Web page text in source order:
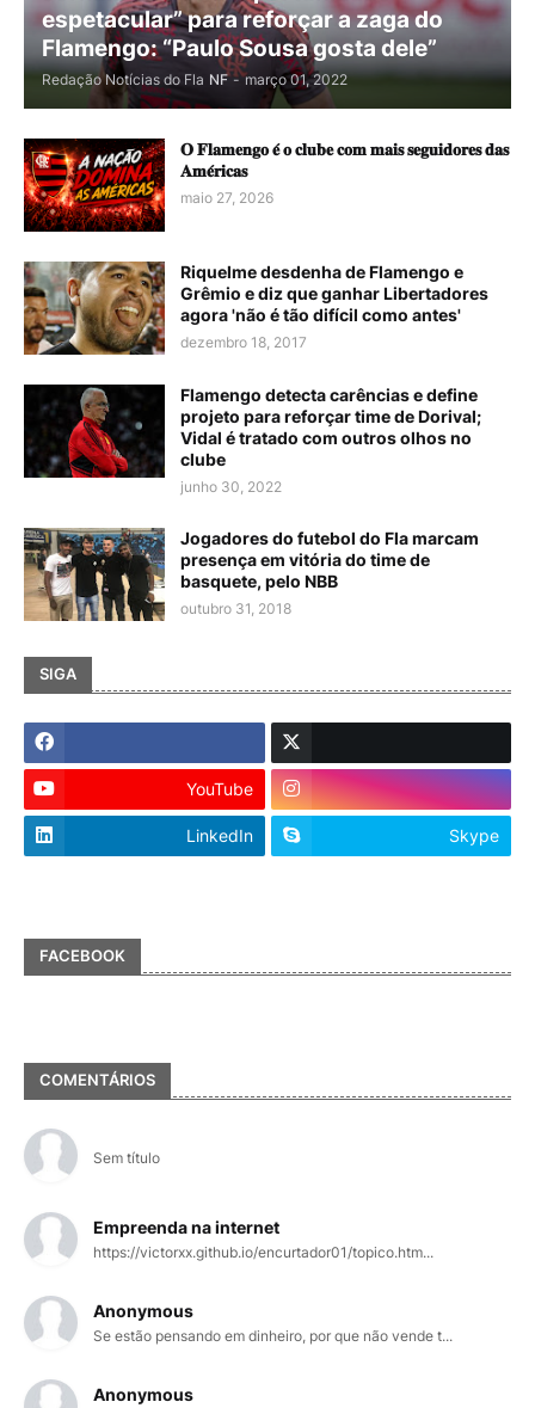
espetacular” para reforçar a zaga do
Flamengo: “Paulo Sousa gosta dele”
Redação Notícias do Fla NF - março 01, 2022
𝐎 𝐅𝐥𝐚𝐦𝐞𝐧𝐠𝐨 𝐞́ 𝐨 𝐜𝐥𝐮𝐛𝐞 𝐜𝐨𝐦 𝐦𝐚𝐢𝐬 𝐬𝐞𝐠𝐮𝐢𝐝𝐨𝐫𝐞𝐬 𝐝𝐚𝐬
𝐀𝐦𝐞́𝐫𝐢𝐜𝐚𝐬
maio 27, 2026
Riquelme desdenha de Flamengo e
Grêmio e diz que ganhar Libertadores
agora 'não é tão difícil como antes'
dezembro 18, 2017
Flamengo detecta carências e define
projeto para reforçar time de Dorival;
Vidal é tratado com outros olhos no
clube
junho 30, 2022
Jogadores do futebol do Fla marcam
presença em vitória do time de
basquete, pelo NBB
outubro 31, 2018
SIGA
YouTube
LinkedIn Skype
FACEBOOK
COMENTÁRIOS
Sem título
Empreenda na internet
https://victorxx.github.io/encurtador01/topico.htm...
Anonymous
Se estão pensando em dinheiro, por que não vende t...
Anonymous